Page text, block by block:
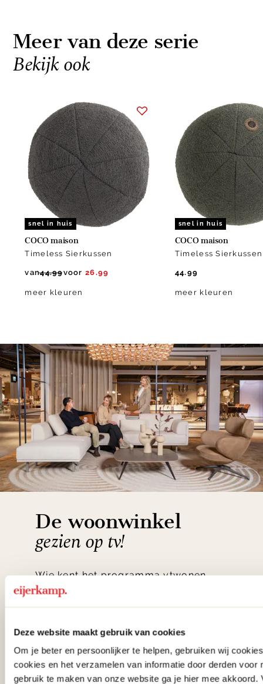
Deze website maakt gebruik van cookies
Om je beter en persoonlijker te helpen, gebruiken wij
cookies en het verzamelen van informatie door derden voor
gebruik te maken van onze website ga je hier mee akkoord.
Meer van deze serie
Bekijk ook
snel in huis
COCO maison
Timeless Sierkussen
van44.99voor 26.99
meer kleuren
snel in huis
COCO maison
Timeless Sierkussen
44.99
meer kleuren
De woonwinkel
gezien op tv!
Wie kent het programma vtwonen
'Weer verliefd op je huis' niet? We
slaap- en designcollecties
samengesteld met de mooiste
klassiekers en de nieuwste ontwerpen